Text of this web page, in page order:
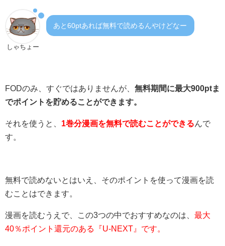
しゃちょー
あと60ptあれば無料で読めるんやけどなー
FODのみ、すぐではありませんが、 無料期間に最大900ptま
でポイントを貯めることができます。
それを使うと、 1巻分漫画を無料で読むことができるんで
す。
無料で読めないとはいえ、そのポイントを使って漫画を読
むことはできます。
漫画を読むうえで、この3つの中でおすすめなのは、 最大
40％ポイント還元のある『U-NEXT』です。